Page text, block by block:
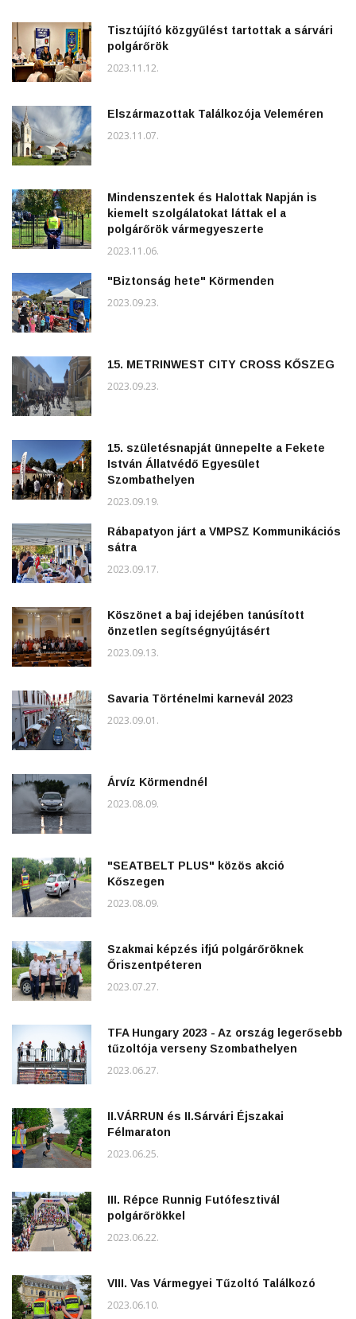
Tisztújító közgyűlést tartottak a sárvári
polgárőrök
2023.11.12.
Elszármazottak Találkozója Veleméren
2023.11.07.
Mindenszentek és Halottak Napján is
kiemelt szolgálatokat láttak el a
polgárőrök vármegyeszerte
2023.11.06.
"Biztonság hete" Körmenden
2023.09.23.
15. METRINWEST CITY CROSS KŐSZEG
2023.09.23.
15. születésnapját ünnepelte a Fekete
István Állatvédő Egyesület
Szombathelyen
2023.09.19.
Rábapatyon járt a VMPSZ Kommunikációs
sátra
2023.09.17.
Köszönet a baj idejében tanúsított
önzetlen segítségnyújtásért
2023.09.13.
Savaria Történelmi karnevál 2023
2023.09.01.
Árvíz Körmendnél
2023.08.09.
"SEATBELT PLUS" közös akció
Kőszegen
2023.08.09.
Szakmai képzés ifjú polgárőröknek
Őriszentpéteren
2023.07.27.
TFA Hungary 2023 - Az ország legerősebb
tűzoltója verseny Szombathelyen
2023.06.27.
II.VÁRRUN és II.Sárvári Éjszakai
Félmaraton
2023.06.25.
III. Répce Runnig Futófesztivál
polgárőrökkel
2023.06.22.
VIII. Vas Vármegyei Tűzoltó Találkozó
2023.06.10.